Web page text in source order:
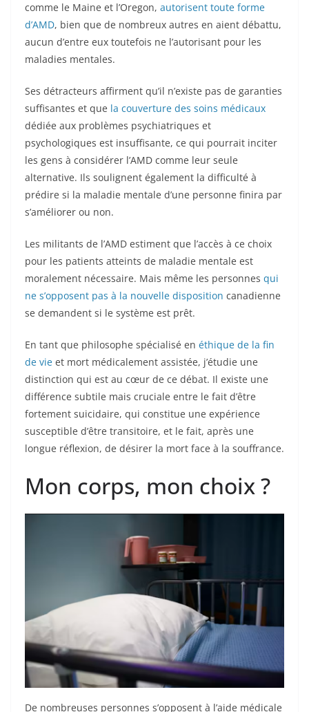
comme le Maine et l’Oregon, autorisent toute forme
d’AMD, bien que de nombreux autres en aient débattu,
aucun d’entre eux toutefois ne l’autorisant pour les
maladies mentales.
Ses détracteurs affirment qu’il n’existe pas de garanties
suffisantes et que la couverture des soins médicaux
dédiée aux problèmes psychiatriques et
psychologiques est insuffisante, ce qui pourrait inciter
les gens à considérer l’AMD comme leur seule
alternative. Ils soulignent également la difficulté à
prédire si la maladie mentale d’une personne finira par
s’améliorer ou non.
Les militants de l’AMD estiment que l’accès à ce choix
pour les patients atteints de maladie mentale est
moralement nécessaire. Mais même les personnes qui
ne s’opposent pas à la nouvelle disposition canadienne
se demandent si le système est prêt.
En tant que philosophe spécialisé en éthique de la fin
de vie et mort médicalement assistée, j’étudie une
distinction qui est au cœur de ce débat. Il existe une
différence subtile mais cruciale entre le fait d’être
fortement suicidaire, qui constitue une expérience
susceptible d’être transitoire, et le fait, après une
longue réflexion, de désirer la mort face à la souffrance.
Mon corps, mon choix ?
De nombreuses personnes s’opposent à l’aide médicale